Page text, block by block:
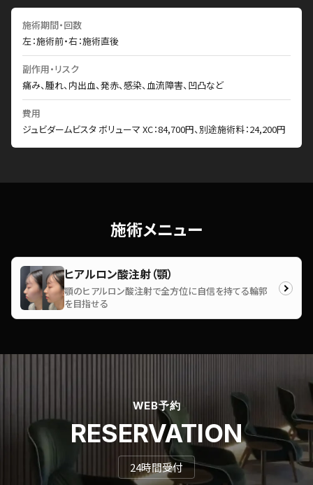
施術期間・回数
左：施術前・右：施術直後
副作用・リスク
痛み、腫れ、内出血、発赤、感染、血流障害、凹凸など
費用
ジュビダームビスタ ボリューマ XC：84,700円、別途施術料：24,200円
施術メニュー
ヒアルロン酸注射（顎）
顎のヒアルロン酸注射で全方位に自信を持てる輪郭
を目指せる
WEB予約
RESERVATION
24時間受付